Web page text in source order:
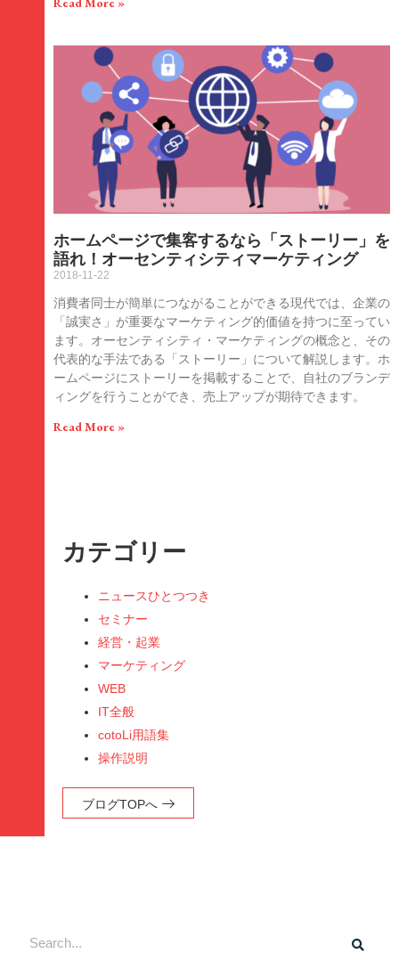
ホームページで集客するなら「ストーリー」を
語れ！オーセンティシティマーケティング
2018-11-22
消費者同士が簡単につながることができる現代では、企業の
「誠実さ」が重要なマーケティング的価値を持つに至ってい
ます。オーセンティシティ・マーケティングの概念と、その
代表的な手法である「ストーリー」について解説します。ホ
ームページにストーリーを掲載することで、自社のブランデ
ィングを行うことができ、売上アップが期待できます。
Read More »
カテゴリー
ニュースひとつつき
セミナー
経営・起業
マーケティング
WEB
IT全般
cotoLi用語集
操作説明
ブログTOPへ